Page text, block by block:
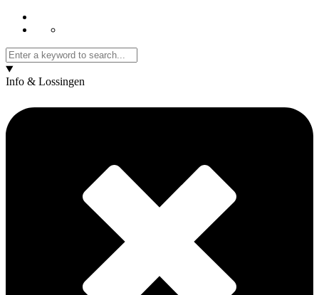
Info & Lossingen